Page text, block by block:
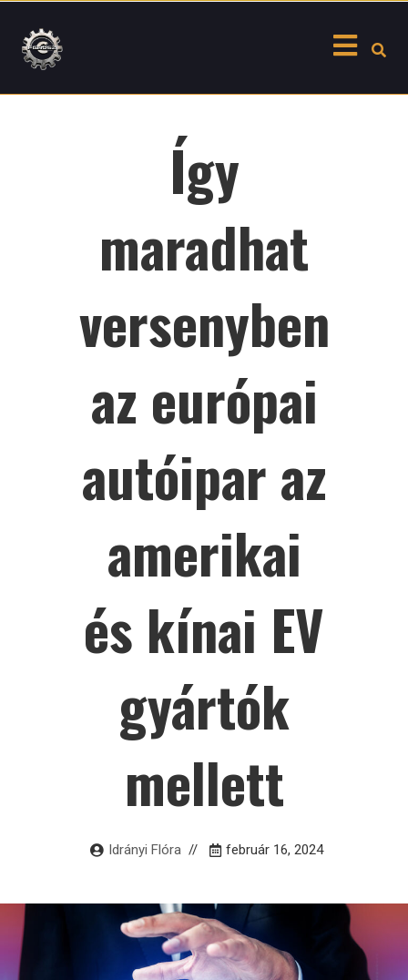
content
Így
maradhat
versenyben
az európai
autóipar az
amerikai
és kínai EV
gyártók
mellett
Idrányi Flóra február 16, 2024